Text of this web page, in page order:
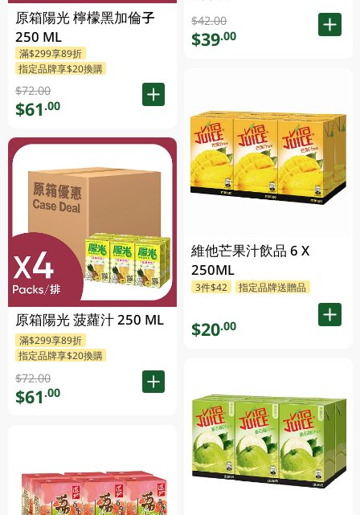
原箱陽光 檸檬黑加倫子
250 ML
滿$299享89折
指定品牌享$20換購
$72.00
$61.00
原箱陽光 菠蘿汁 250 ML
滿$299享89折
指定品牌享$20換購
$72.00
$61.00
$42.00
$39.00
維他芒果汁飲品 6 X
250ML
3件$42 指定品牌送贈品
$20.00